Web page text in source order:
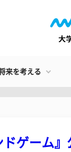
来を考える
ゲーム』